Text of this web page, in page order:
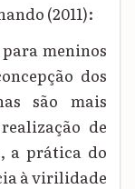
(2011):
meninos
dos
são mais
de
a prática do
à virilidade